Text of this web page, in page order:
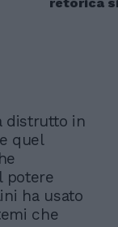
retorica
distrutto in
quel
potere
ha usato
che